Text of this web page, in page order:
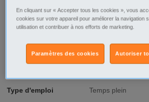
Lille - 59800
Raison sociale LAFAS NV
Fonction Commercial - Vente
Type d'emploi Temps plein
En cliquant sur « Accepter tous les cookies », vous
cookies sur votre appareil pour améliorer la navigation
utilisation et contribuer à nos efforts de marketing.
Autoriser
Paramètres des cookies